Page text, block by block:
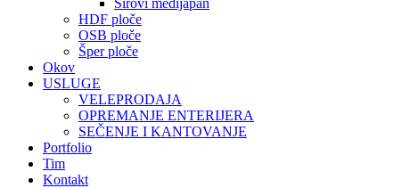
Sirovi medijapan
HDF ploče
OSB ploče
Šper ploče
Okov
USLUGE
VELEPRODAJA
OPREMANJE ENTERIJERA
SEČENJE I KANTOVANJE
Portfolio
Tim
Kontakt